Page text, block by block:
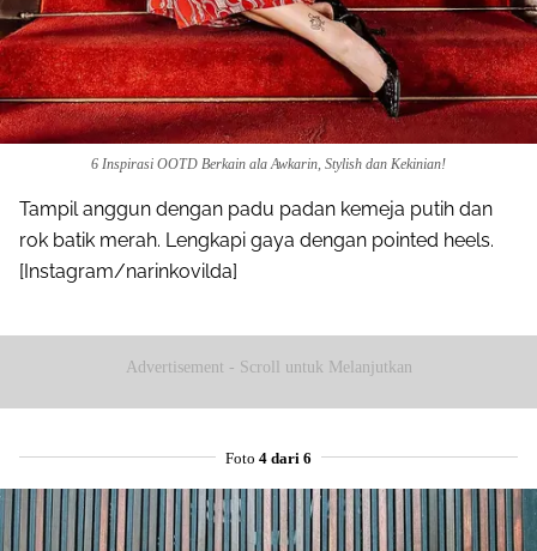
6 Inspirasi OOTD Berkain ala Awkarin, Stylish dan Kekinian!
Tampil anggun dengan padu padan kemeja putih dan
rok batik merah. Lengkapi gaya dengan pointed heels.
[Instagram/narinkovilda]
Advertisement - Scroll untuk Melanjutkan
Foto 4 dari 6